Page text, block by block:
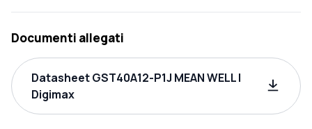
Documenti allegati
Datasheet GST40A12-P1J MEAN WELL |
Digimax